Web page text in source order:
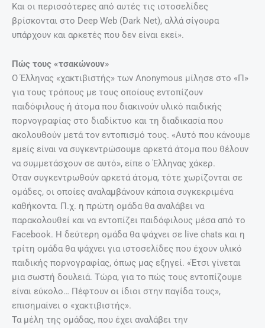
Και οι περισσότερες από αυτές τις ιστοσελίδες
βρίσκονται στο Deep Web (Dark Net), αλλά σίγουρα
υπάρχουν και αρκετές που δεν είναι εκεί».
Πώς τους «τσακώνουν»
Ο Έλληνας «χακτιβιστής» των Anonymous μίλησε στο «Π»
για τους τρόπους με τους οποίους εντοπίζουν
παιδόφιλους ή άτομα που διακινούν υλικό παιδικής
πορνογραφίας στο διαδίκτυο και τη διαδικασία που
ακολουθούν μετά τον εντοπισμό τους. «Αυτό που κάνουμε
εμείς είναι να συγκεντρώσουμε αρκετά άτομα που θέλουν
να συμμετάσχουν σε αυτό», είπε ο Έλληνας χάκερ.
Όταν συγκεντρωθούν αρκετά άτομα, τότε χωρίζονται σε
ομάδες, οι οποίες αναλαμβάνουν κάποια συγκεκριμένα
καθήκοντα. Π.χ. η πρώτη ομάδα θα αναλάβει να
παρακολουθεί και να εντοπίζει παιδόφιλους μέσα από το
Facebook. Η δεύτερη ομάδα θα ψάχνει σε live chats και η
τρίτη ομάδα θα ψάχνει για ιστοσελίδες που έχουν υλικό
παιδικής πορνογραφίας, όπως μας εξηγεί. «Έτσι γίνεται
μια σωστή δουλειά. Τώρα, για το πώς τους εντοπίζουμε
είναι εύκολο… Πέφτουν οι ίδιοι στην παγίδα τους»,
επισημαίνει ο «χακτιβιστής».
Τα μέλη της ομάδας, που έχει αναλάβει την